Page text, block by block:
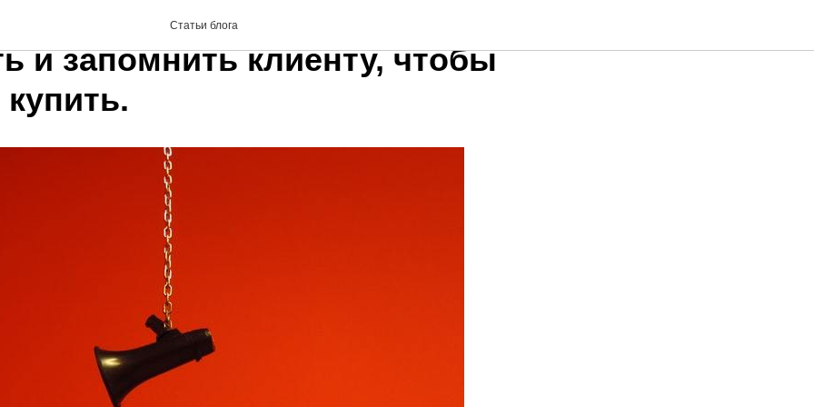
Статьи блога
продажи, или что нужно
и запомнить клиенту, чтобы
купить.